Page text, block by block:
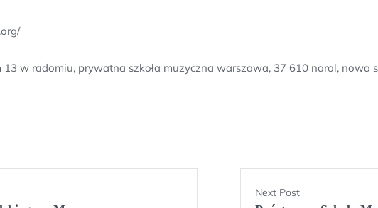
w radomiu, prywatna szkoła muzyczna warszawa, 37 610 narol, nowa
Next Post